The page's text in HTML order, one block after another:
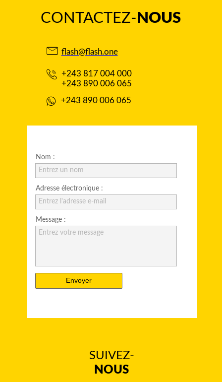
CONTACTEZ- NOUS
flash@flash.one
+243 817 004 000
+243 890 006 065
+243 890 006 065
Nom :
Entrez un nom
Adresse électronique :
Entrez l'adresse e-mail
Message :
Entrez votre message
Envoyer
SUIVEZ-
NOUS